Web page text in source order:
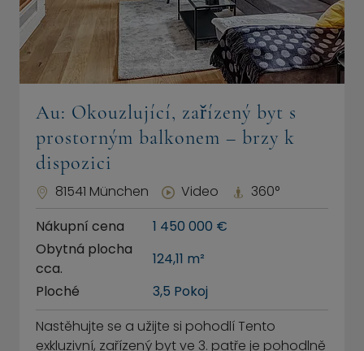
Au: Okouzlující, zařízený byt s
prostorným balkonem – brzy k
dispozici
81541 München Video
360°
Nákupní cena
1 450 000 €
Obytná plocha
cca.
124,11 m²
Ploché
3,5 Pokoj
Nastěhujte se a užijte si pohodlí Tento
exkluzivní, zařízený byt ve 3. patře je pohodlně